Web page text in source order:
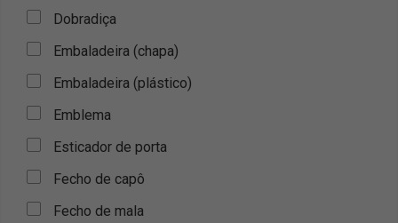
Dobradiça
Embaladeira (chapa)
Embaladeira (plástico)
Emblema
Esticador de porta
Fecho de capô
Fecho de mala